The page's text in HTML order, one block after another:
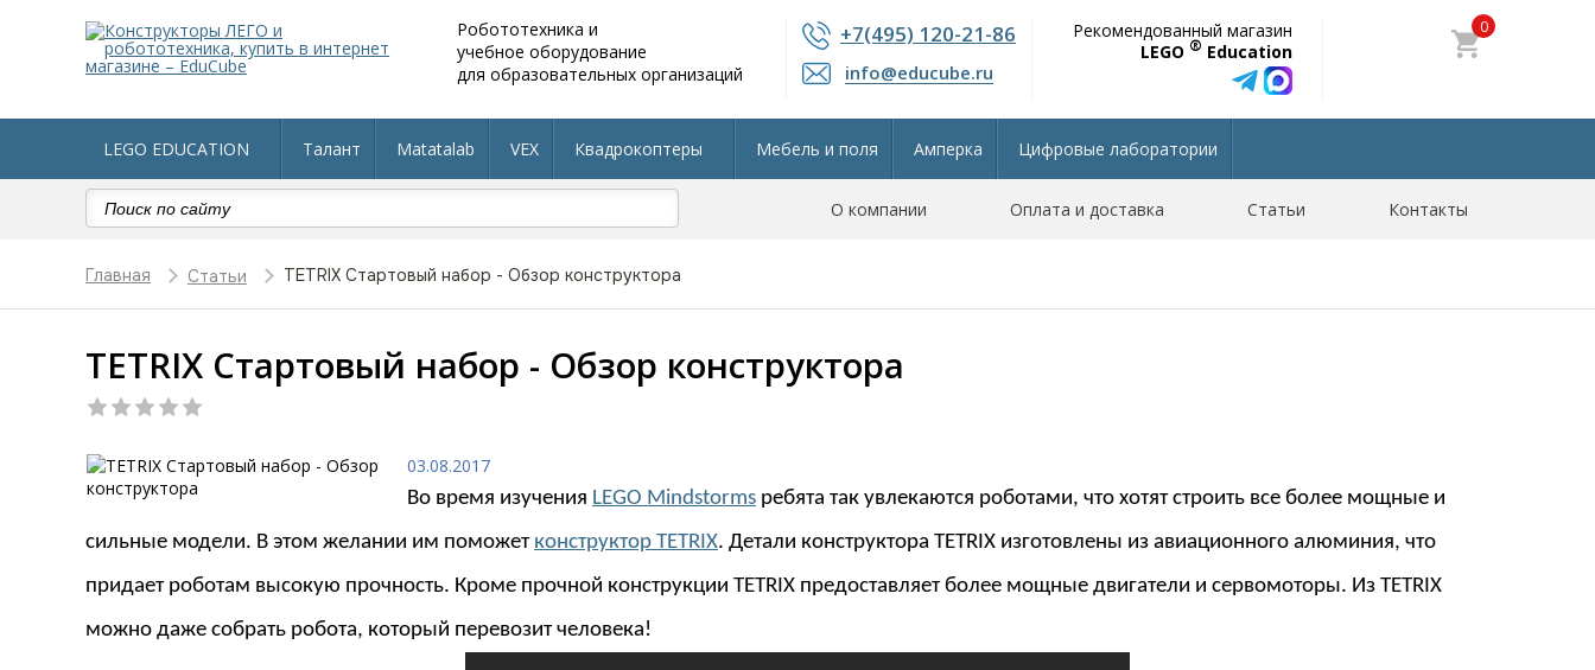
Робототехника и
учебное оборудование
для образовательных организаций
+7(495) 120-21-86
info@educube.ru
Рекомендованный магазин
LEGO ® Education
0
LEGO EDUCATION Талант Matatalab VEX Квадрокоптеры Мебель и поля Амперка Цифровые лаборатории
Робототехника в детский сад Интерактивные панели Остальные разделы
О компании Оплата и доставка Статьи Контакты
Главная Статьи TETRIX Стартовый набор - Обзор конструктора
TETRIX Стартовый набор - Обзор конструктора
03.08.2017
Во время изучения LEGO Mindstorms ребята так увлекаются роботами, что хотят строить все более мощные и
сильные модели. В этом желании им поможет конструктор TETRIX. Детали конструктора TETRIX изготовлены из авиационного алюминия, что
придает роботам высокую прочность. Кроме прочной конструкции TETRIX предоставляет более мощные двигатели и сервомоторы. Из TETRIX
можно даже собрать робота, который перевозит человека!